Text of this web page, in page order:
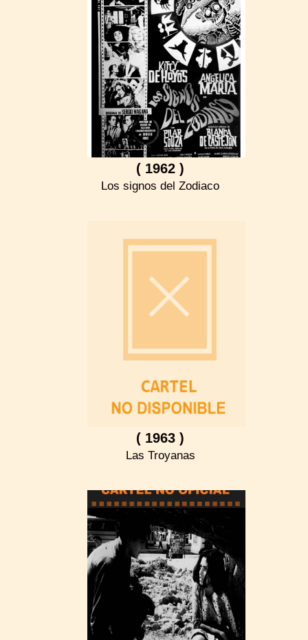
( 1962 )
Los signos del Zodiaco
( 1963 )
Las Troyanas